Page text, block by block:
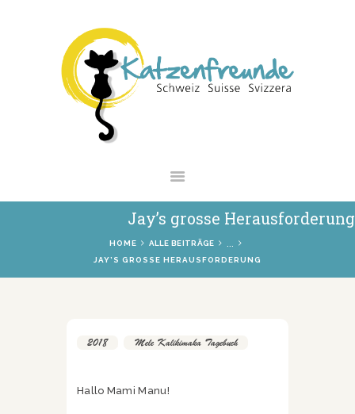
Jay’s grosse Herausforderung
HOME ALLE BEITRÄGE
JAY’S GROSSE HERAUSFORDERUNG
NEWS
VERMITTLUNG
INTERESSANTES
SHOP
2018 Mele Kalikimaka Tagebuch
Hallo Mami Manu!